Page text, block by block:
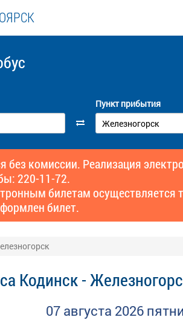
Пункт прибытия
без комиссии. Реализация
220-11-72.
билетам
билет.
Кодинск -
07 августа 2026